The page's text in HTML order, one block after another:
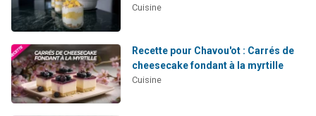
Cuisine
Recette pour Chavou'ot : Carrés de
cheesecake fondant à la myrtille
Cuisine